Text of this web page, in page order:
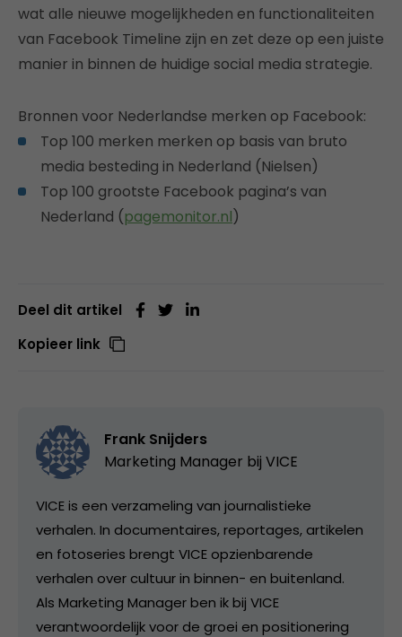
wat alle nieuwe mogelijkheden en functionaliteiten
van Facebook Timeline zijn en zet deze op een juiste
manier in binnen de huidige social media strategie.
Bronnen voor Nederlandse merken op Facebook:
Top 100 merken merken op basis van bruto
media besteding in Nederland (Nielsen)
Top 100 grootste Facebook pagina’s van
Nederland (pagemonitor.nl)
Deel dit artikel
Kopieer link
Frank Snijders
Marketing Manager bij VICE
VICE is een verzameling van journalistieke
verhalen. In documentaires, reportages, artikelen
en fotoseries brengt VICE opzienbarende
verhalen over cultuur in binnen- en buitenland.
Als Marketing Manager ben ik bij VICE
verantwoordelijk voor de groei en positionering